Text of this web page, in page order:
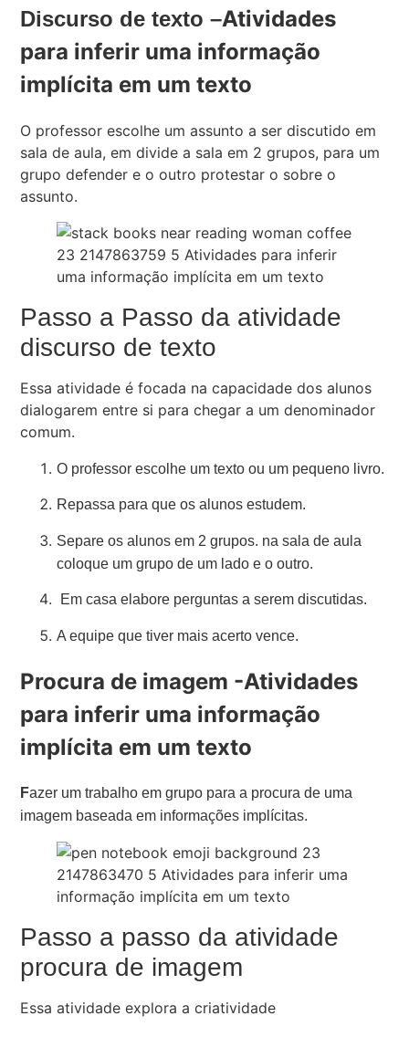
Discurso de texto –Atividades
para inferir uma informação
implícita em um texto
O professor escolhe um assunto a ser discutido em
sala de aula, em divide a sala em 2 grupos, para um
grupo defender e o outro protestar o sobre o
assunto.
Passo a Passo da atividade
discurso de texto
Essa atividade é focada na capacidade dos alunos
dialogarem entre si para chegar a um denominador
comum.
O professor escolhe um texto ou um pequeno livro.
Repassa para que os alunos estudem.
Separe os alunos em 2 grupos. na sala de aula
coloque um grupo de um lado e o outro.
Em casa elabore perguntas a serem discutidas.
A equipe que tiver mais acerto vence.
Procura de imagem -Atividades
para inferir uma informação
implícita em um texto
Fazer um trabalho em grupo para a procura de uma
imagem baseada em informações implícitas.
Passo a passo da atividade
procura de imagem
Essa atividade explora a criatividade